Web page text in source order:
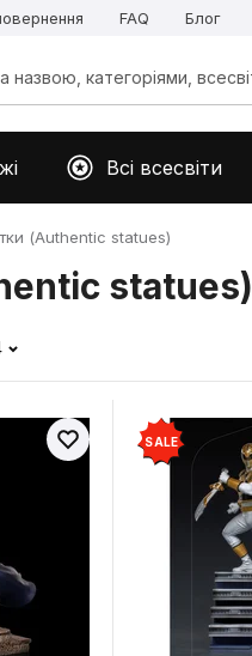
FAQ Блог
Всі всесвіти
(Authentic statues)
statues)
SALE